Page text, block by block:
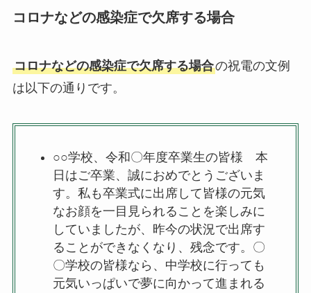
コロナなどの感染症で欠席する場合
コロナなどの感染症で欠席する場合の祝電の文例
は以下の通りです。
○○学校、令和〇年度卒業生の皆様 本
日はご卒業、誠におめでとうございま
す。私も卒業式に出席して皆様の元気
なお顔を一目見られることを楽しみに
していましたが、昨今の状況で出席す
ることができなくなり、残念です。〇
〇学校の皆様なら、中学校に行っても
元気いっぱいで夢に向かって進まれる